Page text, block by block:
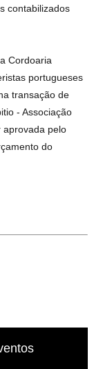
contabilizados
Cordoaria
portugueses
transação de
- Associação
aprovada pelo
do